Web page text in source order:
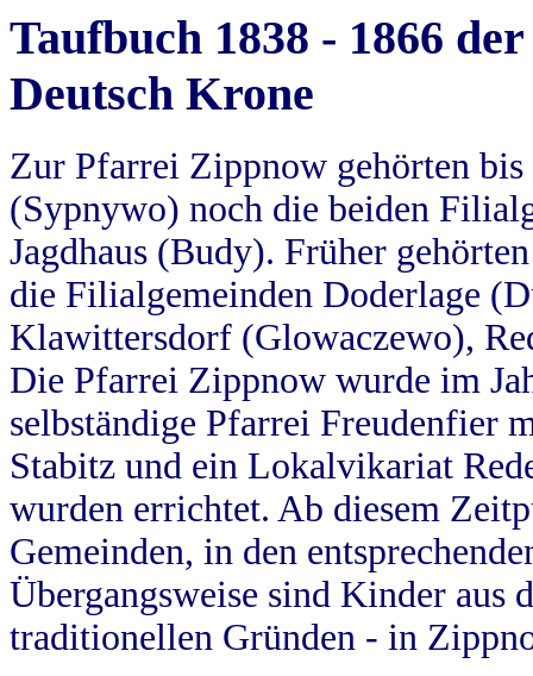
Taufbuch 1838 - 1866
Deutsch Krone
Zur Pfarrei Zippnow gehörten
(Sypnywo) noch die beiden
Jagdhaus (Budy). Früher
die Filialgemeinden Doderlage
Klawittersdorf (Glowaczewo),
Die Pfarrei Zippnow wurde im
selbständige Pfarrei Freudenfier
Stabitz und ein Lokalvikariat
wurden errichtet. Ab diesem
Gemeinden, in den
Übergangsweise sind Kinder aus
traditionellen Gründen - in